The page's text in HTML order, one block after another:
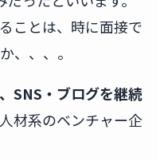
ことは、時に面接で
、、、。
SNS・ブログを継続
材系のベンチャー企